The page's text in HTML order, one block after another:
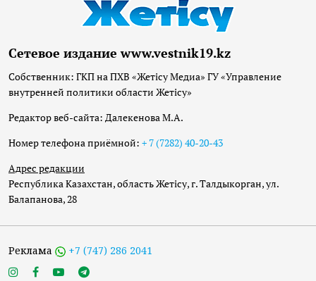
Сетевое издание www.vestnik19.kz
Собственник: ГКП на ПХВ «Жетісу Медиа» ГУ «Управление
внутренней политики области Жетісу»
Редактор веб-сайта: Далекенова М.А.
Номер телефона приёмной: + 7 (7282) 40-20-43
Адрес редакции
Республика Казахстан, область Жетісу, г. Талдыкорган, ул.
Балапанова, 28
Реклама +7 (747) 286 2041